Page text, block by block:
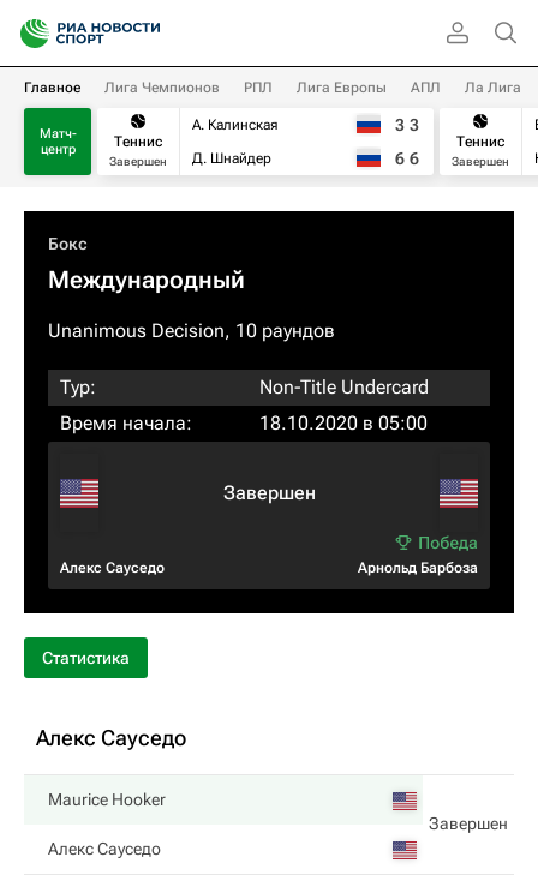
Главное Лига Чемпионов РПЛ Лига Европы АПЛ Ла Лига
Матч-
центр
Теннис
Завершен
А. Калинская
Д. Шнайдер
3 3
6 6
Теннис
Завершен
Бокс
Международный
Unanimous Decision, 10 раундов
Тур:
Non-Title Undercard
Время начала:
18.10.2020 в 05:00
Алекс Сауседо
Завершен
Арнольд Барбоза
Статистика
Алекс Сауседо
Maurice Hooker
Завершен
Алекс Сауседо